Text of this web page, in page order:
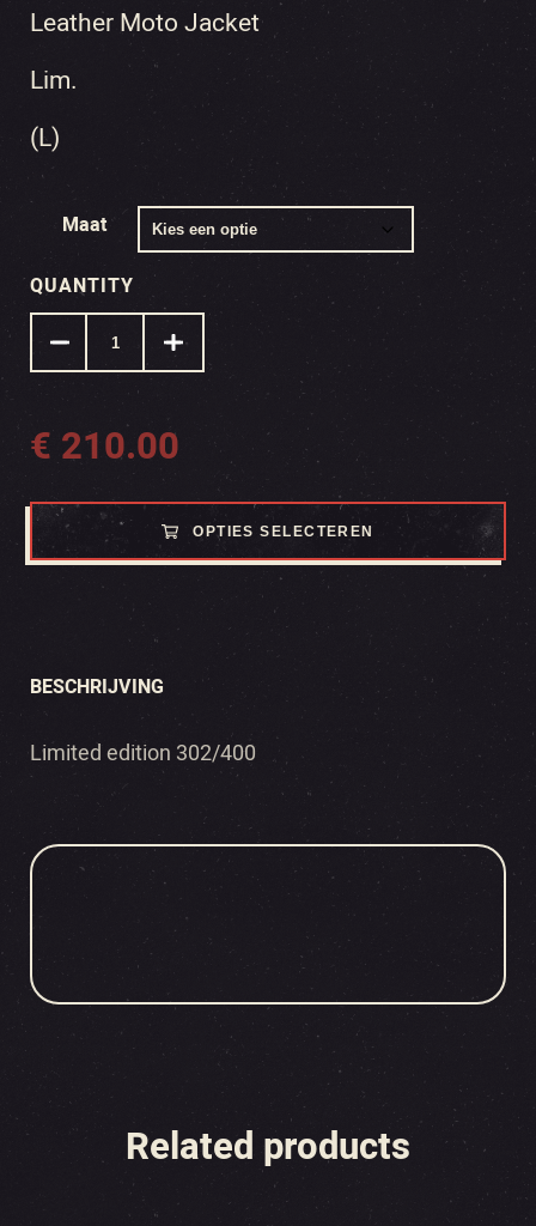
Leather Moto Jacket
Lim.
(L)
Maat
QUANTITY
€210.00
OPTIES SELECTEREN
BESCHRIJVING
Limited edition 302/400
Related products